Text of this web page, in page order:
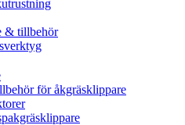
& tillbehör
för åkgräsklippare